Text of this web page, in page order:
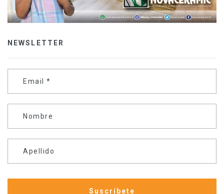
NEWSLETTER
Email *
Nombre
Apellido